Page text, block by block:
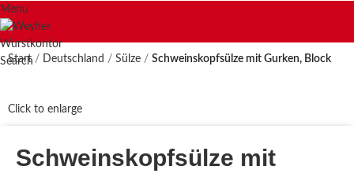
Menu
Search
Start Deutschland Sülze Schweinskopfsülze mit Gurken, Block
Click to enlarge
Schweinskopfsülze mit